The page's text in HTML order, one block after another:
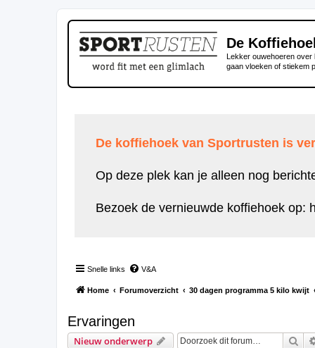
De
Lekker ouwehoeren over
gaan vloeken of stiekem
De koffiehoek van Sportrusten is
Op deze plek kan je alleen nog
Bezoek de vernieuwde koffiehoek op:
Snelle links V&A
Home Forumoverzicht 30 dagen programma 5 kilo kwijt
Ervaringen
Nieuw onderwerp